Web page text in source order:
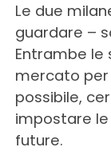
Le due
guardare –
Entrambe
mercato
possibile,
impostare
future.